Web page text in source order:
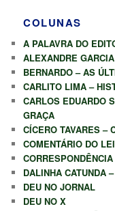
COLUNAS
A PALAVRA DO
ALEXANDRE GARCIA
BERNARDO – AS
CARLITO LIMA –
CARLOS EDUARDO
GRAÇA
CÍCERO TAVARES –
COMENTÁRIO DO
DALINHA CATUNDA
DEU NO JORNAL
DEU NO X